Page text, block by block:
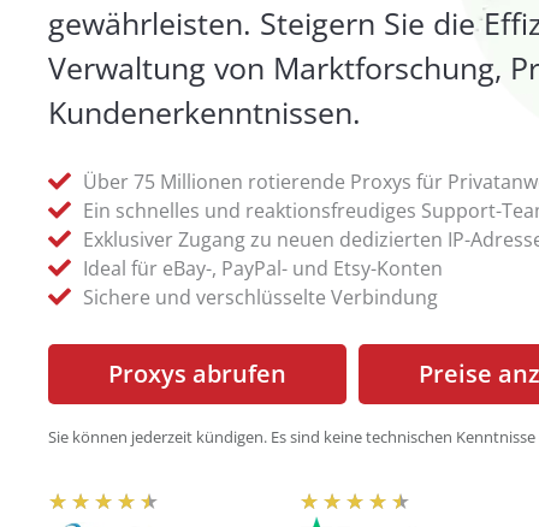
gewährleisten. Steigern Sie die
Verwaltung von Marktforschung,
Kundenerkenntnissen.
Über 75 Millionen rotierende Proxys für
Ein schnelles und reaktionsfreudiges Support-
Exklusiver Zugang zu neuen dedizierten IP-
Ideal für eBay-, PayPal- und Etsy-Konten
Sichere und verschlüsselte Verbindung
Proxys abrufen Preise
Sie können jederzeit kündigen. Es sind keine technischen
★ ★ ★ ★ ★ ★ ★ ★ ★ ★B